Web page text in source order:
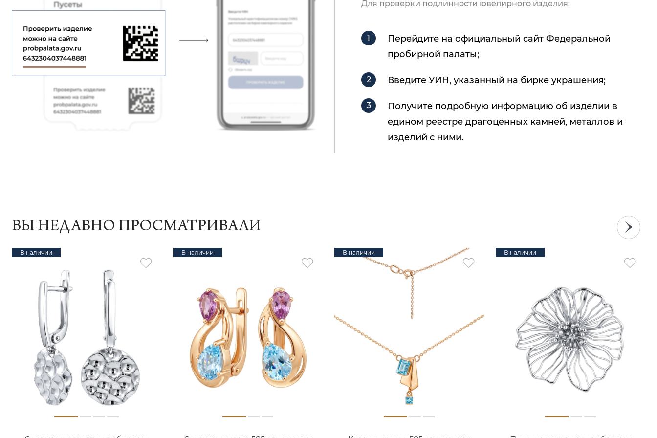
Для проверки подлинности ювелирного изделия:
Перейдите на официальный сайт Федеральной
пробирной палаты;
Введите УИН, указанный на бирке украшения;
Получите подробную информацию об изделии в
едином реестре драгоценных камней, металлов и
изделий с ними.
ВЫ НЕДАВНО ПРОСМАТРИВАЛИ
В наличии В наличии В наличии В наличии